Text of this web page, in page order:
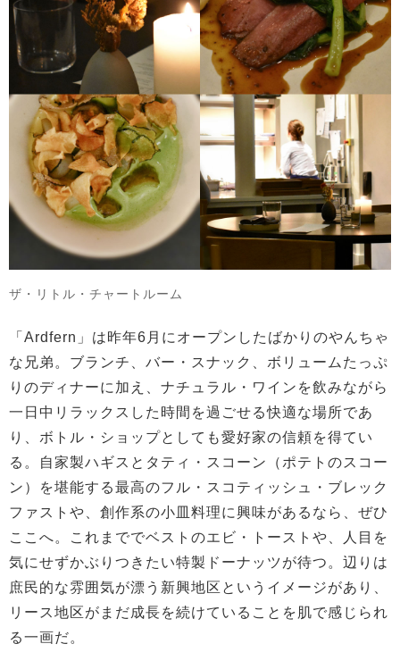
ザ・リトル・チャートルーム
「Ardfern」は昨年6月にオープンしたばかりのやんちゃ
な兄弟。ブランチ、バー・スナック、ボリュームたっぷ
りのディナーに加え、ナチュラル・ワインを飲みながら
一日中リラックスした時間を過ごせる快適な場所であ
り、ボトル・ショップとしても愛好家の信頼を得てい
る。自家製ハギスとタティ・スコーン（ポテトのスコー
ン）を堪能する最高のフル・スコティッシュ・ブレック
ファストや、創作系の小皿料理に興味があるなら、ぜひ
ここへ。これまででベストのエビ・トーストや、人目を
気にせずかぶりつきたい特製ドーナッツが待つ。辺りは
庶民的な雰囲気が漂う新興地区というイメージがあり、
リース地区がまだ成長を続けていることを肌で感じられ
る一画だ。